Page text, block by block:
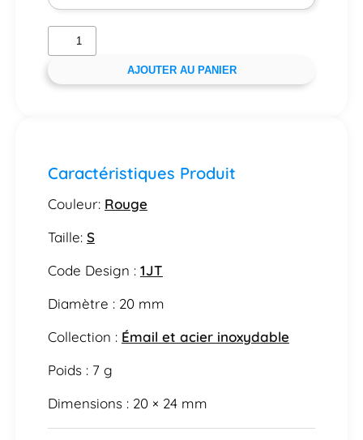
AJOUTER AU PANIER
Caractéristiques Produit
Couleur: Rouge
Taille: S
Code Design : 1JT
Diamètre : 20 mm
Collection : Émail et acier inoxydable
Poids : 7 g
Dimensions : 20 × 24 mm